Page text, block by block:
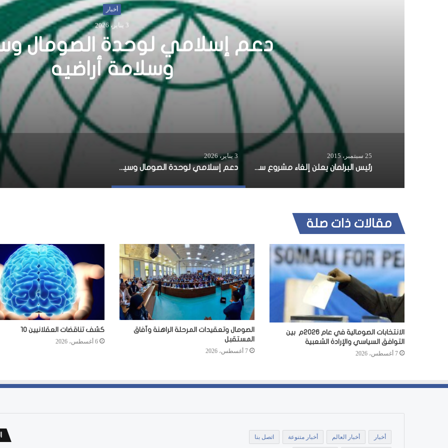
أخبار
25 سبتمبر، 2015
رئيس البرلمان يعلن إلغاء
الثقة من الرئيس
25 سبتمبر، 2015
رئيس البرلمان يعلن إلغاء مشروع سحب الثقة من الرئيس
3 يناير، 2026
دعم إسلامي لوحدة الصومال وسيادته وسلامة أراضيه
مقالات ذات صلة
الانتخابات الصومالية في عام 2026م بين
التوافق السياسي والإرادة الشعبية
7 أغسطس، 2026
الصومال وتعقيدات المرحلة الراهنة وآفاق
المستقبل
7 أغسطس، 2026
كشف تناقضات العقلانيين 10
6 أغسطس، 2026
أخبار أخبار العالم أخبار متنوعة اتصل بنا